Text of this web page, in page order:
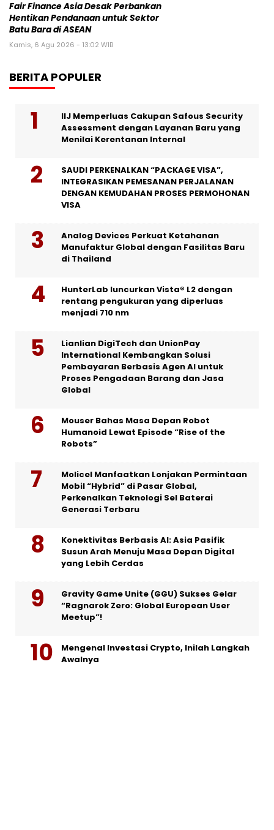
Fair Finance Asia Desak Perbankan
Hentikan Pendanaan untuk Sektor
Batu Bara di ASEAN
Kamis, 6 Agu 2026 - 13:02 WIB
BERITA POPULER
IIJ Memperluas Cakupan Safous Security
Assessment dengan Layanan Baru yang
Menilai Kerentanan Internal
SAUDI PERKENALKAN “PACKAGE VISA”,
INTEGRASIKAN PEMESANAN PERJALANAN
DENGAN KEMUDAHAN PROSES PERMOHONAN
VISA
Analog Devices Perkuat Ketahanan
Manufaktur Global dengan Fasilitas Baru
di Thailand
HunterLab luncurkan Vista® L2 dengan
rentang pengukuran yang diperluas
menjadi 710 nm
Lianlian DigiTech dan UnionPay
International Kembangkan Solusi
Pembayaran Berbasis Agen AI untuk
Proses Pengadaan Barang dan Jasa
Global
Mouser Bahas Masa Depan Robot
Humanoid Lewat Episode “Rise of the
Robots”
Molicel Manfaatkan Lonjakan Permintaan
Mobil “Hybrid” di Pasar Global,
Perkenalkan Teknologi Sel Baterai
Generasi Terbaru
Konektivitas Berbasis AI: Asia Pasifik
Susun Arah Menuju Masa Depan Digital
yang Lebih Cerdas
Gravity Game Unite (GGU) Sukses Gelar
“Ragnarok Zero: Global European User
Meetup”!
Mengenal Investasi Crypto, Inilah Langkah
Awalnya